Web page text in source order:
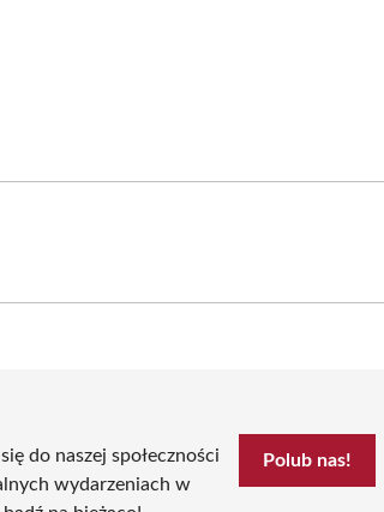
do naszej społeczności
wydarzeniach w
Polub nas!